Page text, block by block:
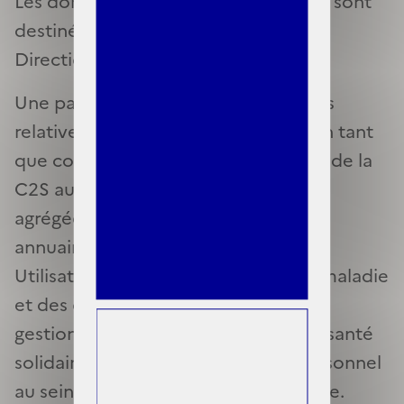
destinées aux agents habilités de la
Direction de la sécurité sociale.
Une partie des données personnelles
relatives aux Utilisateurs identifiés en tant
que contact référent pour la gestion de la
C2S au sein de leur organisme sont
agrégées au sein d’un annuaire. Cet
annuaire est mis à disposition des
Utilisateurs des caisses d’assurance maladie
et des organismes complémentaires
gestionnaires de la complémentaire santé
solidaire disposant d’un compte personnel
au sein de l’espace Partenaires du Site.